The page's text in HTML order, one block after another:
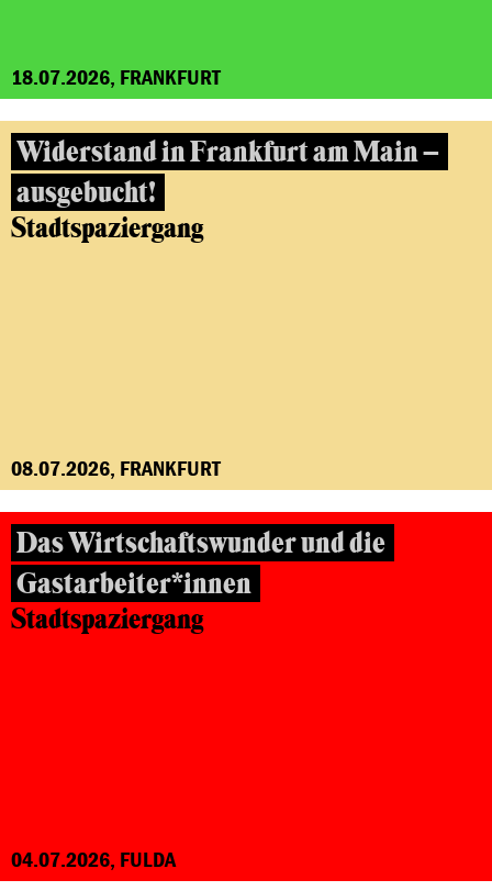
18.07.2026, FRANKFURT
Widerstand in Frankfurt am Main –
ausgebucht!
Stadtspaziergang
08.07.2026, FRANKFURT
Das Wirtschaftswunder und die
Gastarbeiter*innen
Stadtspaziergang
04.07.2026, FULDA